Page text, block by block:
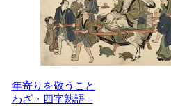
年寄りを敬うこと
わざ・四字熟語 –